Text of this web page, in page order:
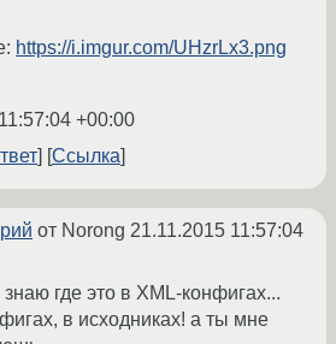
https://i.imgur.com/UHzrLx3.png
+00:00
Ссылка
от Norong 21.11.2015 11:57:04
где это в XML-конфигах...
в исходниках! а ты мне